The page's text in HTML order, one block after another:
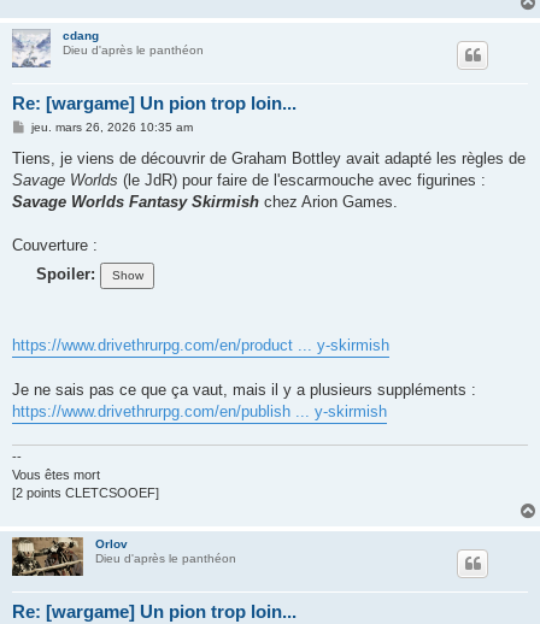
cdang
Dieu d'après le panthéon
Re: [wargame] Un pion trop loin...
M
s
a
g
jeu. mars 26, 2026 10:35 am
Tiens, je viens de découvrir de Graham Bottley avait adapté les règles de
Savage Worlds (le JdR) pour faire de l'escarmouche avec figurines :
Savage Worlds Fantasy Skirmish chez Arion Games.
Couverture :
Spoiler:
https://www.drivethrurpg.com/en/product ... y-skirmish
Je ne sais pas ce que ça vaut, mais il y a plusieurs suppléments :
https://www.drivethrurpg.com/en/publish ... y-skirmish
--
Vous êtes mort
[2 points CLETCSOOEF]
Orlov
Dieu d'après le panthéon
Re: [wargame] Un pion trop loin...